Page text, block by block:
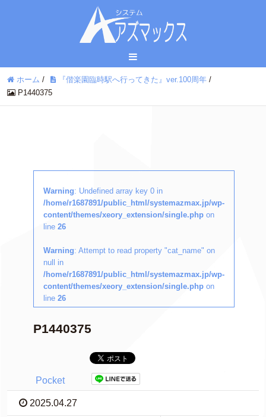
ホーム / 『偕楽園臨時駅へ行ってきた』ver.100周年 /
P1440375
Warning: Undefined array key 0 in
/home/r1687891/public_html/systemazmax.jp/wp-
content/themes/xeory_extension/single.php on
line 26
Warning: Attempt to read property "cat_name" on
null in
/home/r1687891/public_html/systemazmax.jp/wp-
content/themes/xeory_extension/single.php on
line 26
P1440375
Pocket
2025.04.27